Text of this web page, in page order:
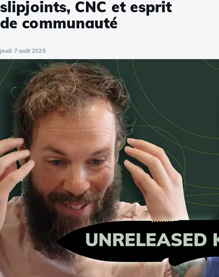
slipjoints, CNC et esprit
de communauté
jeudi 7 août 2025